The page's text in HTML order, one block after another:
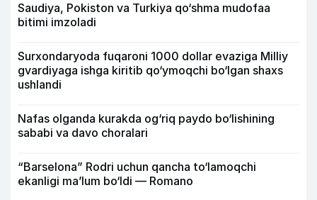
Saudiya, Pokiston va Turkiya qo‘shma mudofaa
bitimi imzoladi
Surxondaryoda fuqaroni 1000 dollar evaziga Milliy
gvardiyaga ishga kiritib qo‘ymoqchi bo‘lgan shaxs
ushlandi
Nafas olganda kurakda og‘riq paydo bo‘lishining
sababi va davo choralari
“Barselona” Rodri uchun qancha to‘lamoqchi
ekanligi ma’lum bo‘ldi — Romano